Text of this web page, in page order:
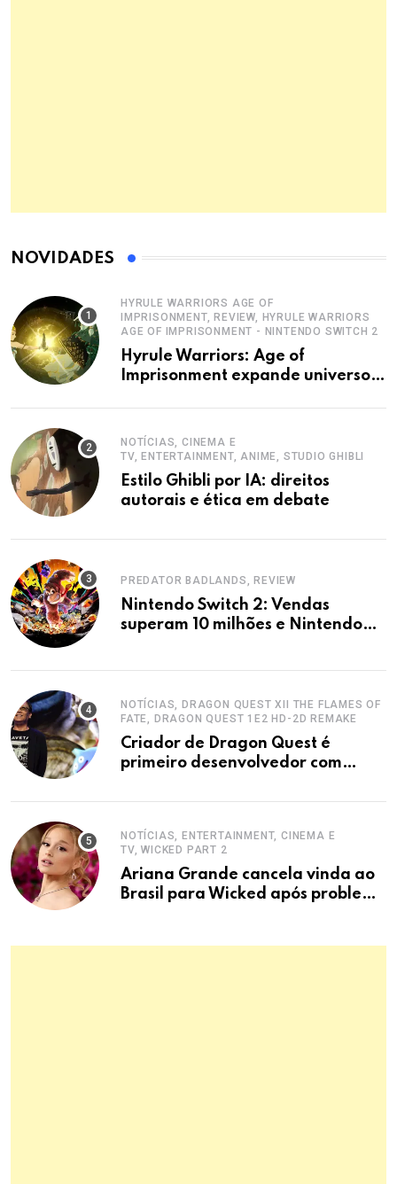
NOVIDADES
HYRULE WARRIORS AGE OF
IMPRISONMENT, REVIEW, HYRULE WARRIORS
AGE OF IMPRISONMENT - NINTENDO SWITCH 2
Hyrule Warriors: Age of
Imprisonment expande universo
NOTÍCIAS, CINEMA E
TV, ENTERTAINMENT, ANIME, STUDIO GHIBLI
Estilo Ghibli por IA: direitos
autorais e ética em debate
PREDATOR BADLANDS, REVIEW
Nintendo Switch 2: Vendas
superam 10 milhões e Nintendo
NOTÍCIAS, DRAGON QUEST XII THE FLAMES OF
FATE, DRAGON QUEST 1E2 HD-2D REMAKE
Criador de Dragon Quest é
primeiro desenvolvedor com
NOTÍCIAS, ENTERTAINMENT, CINEMA E
TV, WICKED PART 2
Ariana Grande cancela vinda ao
Brasil para Wicked após problema